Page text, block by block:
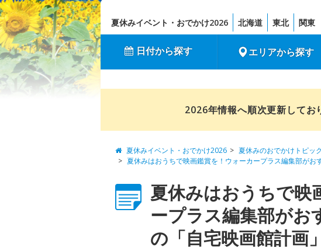
夏休みイベント・おでかけ2026 北海道 東北 関東
日付から探す エリアから探す
2026年情報へ順次更新してお
夏休みイベント・おでかけ2026
夏休みのおでかけトピッ
夏休みはおうちで映画鑑賞を！ウォーカープラス編集部が
夏休みはおうちで映
ープラス編集部がお
の「自宅映画館計画